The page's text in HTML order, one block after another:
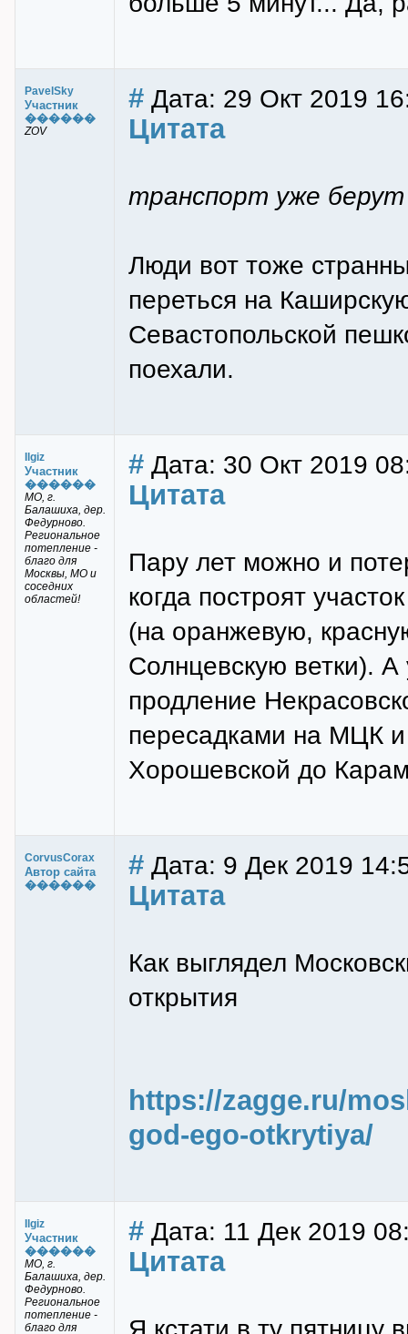
PavelSky
Участник
������
ZOV
# Дата: 29 Окт 2019
Цитата
транспорт уже
Люди вот тоже
переться на
Севастопольской
поехали.
Ilgiz
Участник
������
МО, г.
Балашиха, дер.
Федурново.
Региональное
потепление -
благо для
Москвы, МО и
соседних
областей!
# Дата: 30 Окт 2019
Цитата
Пару лет можно и
когда построят
(на оранжевую,
Солнцевскую ветки).
продление
пересадками на МЦК
Хорошевской до
CorvusCorax
Автор сайта
������
# Дата: 9 Дек 2019
Цитата
Как выглядел
открытия
https://zagge.ru/
god-ego-otkrytiya/
Ilgiz
Участник
������
МО, г.
Балашиха, дер.
Федурново.
Региональное
потепление -
благо для
# Дата: 11 Дек 2019
Цитата